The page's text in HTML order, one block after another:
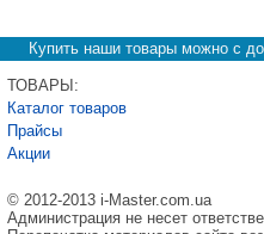
Купить наши товары можно с
ТОВАРЫ:
Каталог товаров
Прайсы
Акции
© 2012-2013 i-Master.com.ua
Администрация не несет